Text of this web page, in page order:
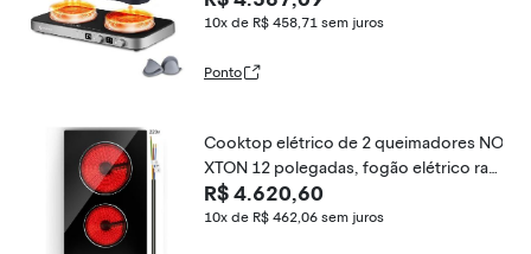
sor de Toque, 9 Níveis de
10x de R$ 458,71 sem juros
Ponto
Cooktop elétrico de 2 queimadores NO
XTON 12 polegadas, fogão elétrico radi
ante elétrico embutido com controle d
e toque do sensor, trava de
R$ 4.620,60
10x de R$ 462,06 sem juros